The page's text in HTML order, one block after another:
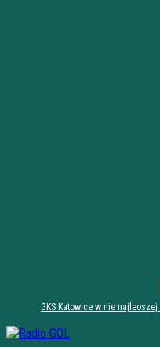
GKS Katowice w nie